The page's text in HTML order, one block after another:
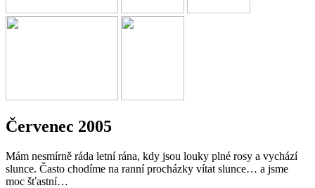
Červenec 2005
Mám nesmírně ráda letní rána, kdy jsou louky plné rosy a vychází
slunce. Často chodíme na ranní procházky vítat slunce… a jsme
moc šťastní…